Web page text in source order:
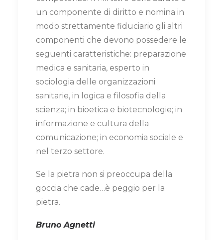
un componente di diritto e nomina in
modo strettamente fiduciario gli altri
componenti che devono possedere le
seguenti caratteristiche: preparazione
medica e sanitaria, esperto in
sociologia delle organizzazioni
sanitarie, in logica e filosofia della
scienza; in bioetica e biotecnologie; in
informazione e cultura della
comunicazione; in economia sociale e
nel terzo settore.
Se la pietra non si preoccupa della
goccia che cade…è peggio per la
pietra.
Bruno Agnetti